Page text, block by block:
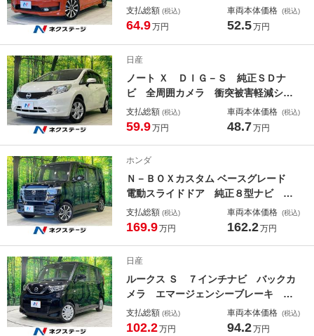
ラ 禁煙車 スマートキー ＨＩＤヘ
ッド ビルトインＥＴＣ クルコン
ｔｈ ＣＤ ＤＶＤ再生 パドルシフ
ト
支払総額 (税込)
64.9万円
車両本体価格 (税込)
52.5万円
日産
ノート Ｘ ＤＩＧ－Ｓ 純正ＳＤナ
ビ 全周囲カメラ 衝突被害軽減シス
テム 禁煙車 コーナーセンサー ス
マートキー ＥＴＣ 車線逸脱警報
グ
支払総額 (税込)
59.9万円
車両本体価格 (税込)
48.7万円
ホンダ
Ｎ－ＢＯＸカスタム ベースグレード
電動スライドドア 純正８型ナビ バ
ックカメラ ホンダセンシング 禁煙
車 シートヒーター コーナーセンサ
ミ 車線逸脱警報 オートライト
支払総額 (税込)
169.9万円
車両本体価格 (税込)
162.2万円
日産
ルークス Ｓ ７インチナビ バックカ
メラ エマージェンシーブレーキ 禁
煙車 ドラレコ コーナーセンサー
ＥＴＣ オートハイビーム オートラ
支払総額 (税込)
102.2万円
車両本体価格 (税込)
94.2万円